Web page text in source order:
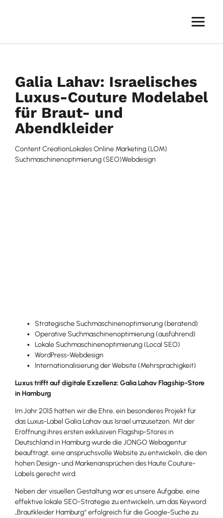
WordPress-
Webdesign
und
Online-
Marketing
Galia Lahav: Israelisches
Luxus-Couture Modelabel
für Braut- und
Abendkleider
Content CreationLokales Online Marketing (LOM)
Suchmaschinenoptimierung (SEO)Webdesign
Strategische Suchmaschinenoptimierung (beratend)
Operative Suchmaschinenoptimierung (ausführend)
Lokale Suchmaschinenoptimierung (Local SEO)
WordPress-Webdesign
Internationalisierung der Website (Mehrsprachigkeit)
Luxus trifft auf digitale Exzellenz: Galia Lahav Flagship-Store
in Hamburg
Im Jahr 2015 hatten wir die Ehre, ein besonderes Projekt für
das Luxus-Label Galia Lahav aus Israel umzusetzen. Mit der
Eröffnung ihres ersten exklusiven Flagship-Stores in
Deutschland in Hamburg wurde die JONGO Webagentur
beauftragt, eine anspruchsvolle Website zu entwickeln, die den
hohen Design- und Markenansprüchen des Haute Couture-
Labels gerecht wird.
Neben der visuellen Gestaltung war es unsere Aufgabe, eine
effektive lokale SEO-Strategie zu entwickeln, um das Keyword
„Brautkleider Hamburg“ erfolgreich für die Google-Suche zu